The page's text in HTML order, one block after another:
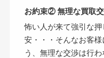
お約束② 無理な買取交
怖い人が来て強引な
安・・・そんなお客
う、無理な交渉は行